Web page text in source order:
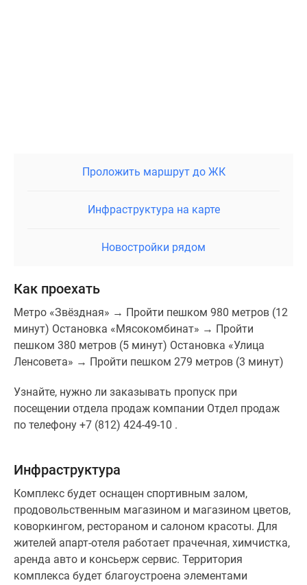
Проложить маршрут до ЖК
Инфраструктура на карте
Новостройки рядом
Как проехать
Метро «Звёздная» → Пройти пешком 980 метров (12
минут) Остановка «Мясокомбинат» → Пройти
пешком 380 метров (5 минут) Остановка «Улица
Ленсовета» → Пройти пешком 279 метров (3 минут)
Узнайте, нужно ли заказывать пропуск при
посещении отдела продаж компании Отдел продаж
по телефону +7 (812) 424-49-10 .
Инфраструктура
Комплекс будет оснащен спортивным залом,
продовольственным магазином и магазином цветов,
коворкингом, рестораном и салоном красоты. Для
жителей апарт-отеля работает прачечная, химчистка,
аренда авто и консьерж сервис. Территория
комплекса будет благоустроена элементами